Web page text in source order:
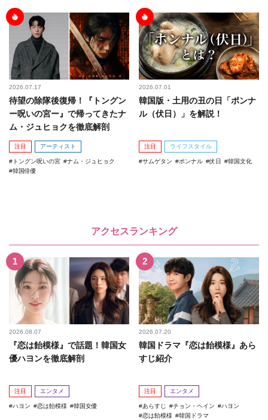
2026.07.17
待望の除隊後復帰！『トングン
ー呪いの宮ー』で帰ってきたナ
ム・ジュヒョクを徹底解剖
注目 アーティスト
トングン呪いの宮
ナム・ジュヒョク
韓国俳優
2026.07.01
韓国版・土用の丑の日「ポンナ
ル（伏日）」を解説！
注目 ライフスタイル
サムゲタン ポンナル 伏日 韓国文化
アクセスランキング
2026.08.07
『恋は飴模様』で話題！韓国女
優ハヨンを徹底解剖
注目 エンタメ
ハヨン 恋は飴模様 韓国女優
2026.07.20
韓国ドラマ『恋は飴模様』あら
すじ紹介
注目 エンタメ
あらすじ チョン・ヘイン
ハヨン
恋は飴模様
韓国ドラマ